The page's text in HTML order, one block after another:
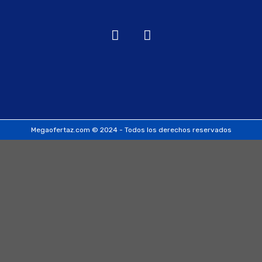
Megaofertaz.com © 2024 - Todos los derechos reservados